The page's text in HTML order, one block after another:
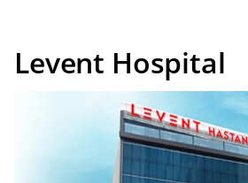
Levent Hospital